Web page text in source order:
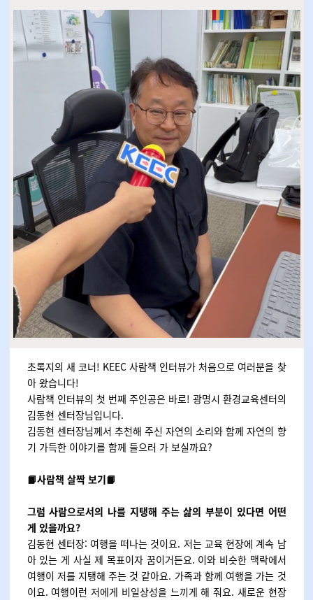
초록지의 새 코너! KEEC 사람책 인터뷰가 처음으로 여러분을 찾
아 왔습니다!
사람책 인터뷰의 첫 번째 주인공은 바로! 광명시 환경교육센터의
김동현 센터장님입니다.
김동현 센터장님께서 추천해 주신 자연의 소리와 함께 자연의 향
기 가득한 이야기를 함께 들으러 가 보실까요?
📙사람책 살짝 보기📙
그럼 사람으로서의 나를 지탱해 주는 삶의 부분이 있다면 어떤
게 있을까요?
김동현 센터장: 여행을 떠나는 것이요. 저는 교육 현장에 계속 남
아 있는 게 사실 제 목표이자 꿈이거든요. 이와 비슷한 맥락에서
여행이 저를 지탱해 주는 것 같아요. 가족과 함께 여행을 가는 것
이요. 여행이런 저에게 비일상성을 느끼게 해 줘요. 새로운 현장